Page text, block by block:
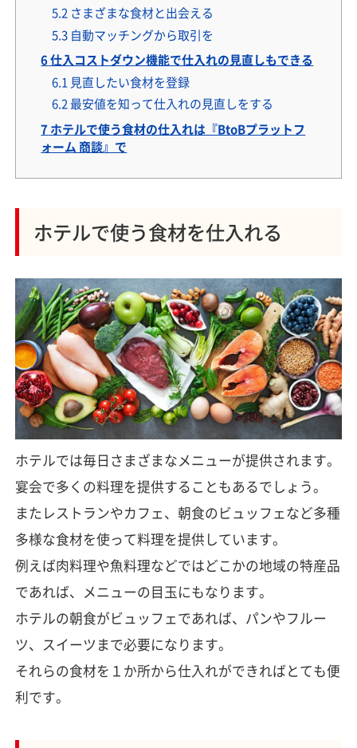
5.2 さまざまな食材と出会える
5.3 自動マッチングから取引を
6仕入コストダウン機能で仕入れの見直しもできる
6.1 見直したい食材を登録
6.2最安値を知って仕入れの見直しをする
7 ホテルで使う食材の仕入れは『BtoBプラットフ
ォーム 商談』で
ホテルで使う食材を仕入れる
ホテルでは毎日さまざまなメニューが提供されます。
宴会で多くの料理を提供することもあるでしょう。
またレストランやカフェ、朝食のビュッフェなど多種
多様な食材を使って料理を提供しています。
例えば肉料理や魚料理などではどこかの地域の特産品
であれば、メニューの目玉にもなります。
ホテルの朝食がビュッフェであれば、パンやフルー
ツ、スイーツまで必要になります。
それらの食材を１か所から仕入れができればとても便
利です。